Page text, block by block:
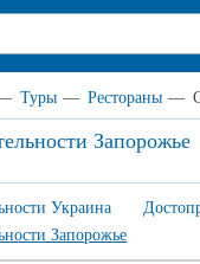
Туры — Рестораны —
Запорожье
Украина
Запорожье